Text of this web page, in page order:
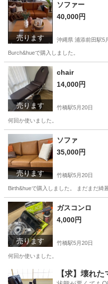
売ります
ソファー
40,000円
沖縄県 浦添前田駅5
Burch&hueで購入しました。
沖縄 中頭郡
売ります
chair
14,000円
竹橋駅5月20日
何回か使いました。
東京 千代田区
売ります
ソファ
35,000円
竹橋駅5月20日
Birth&hueで購入しました。 まだまだ綺
東京 千代田区
売ります
ガスコンロ
4,000円
竹橋駅5月20日
何回か使いました。
東京 千代田区 竹橋駅 キ
【求】壊れ